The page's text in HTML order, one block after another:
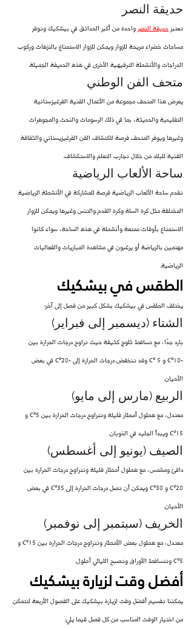
حديقة النصر
تعتبر حديقة النصرواحدة من أكبر الحدائق في بيشكيك وتوفر
مساحات خضراء مريحة للزوار ويمكن للزوار الاستمتاع بالنزهات وركوب
الدراجات والأنشطة الترفيهية الأخرى في هذه الحديقة الجميلة.
متحف الفن الوطني
يعرض هذا المتحف مجموعة من الأعمال الفنية القرغيزستانية
التقليدية والحديثة، بما في ذلك الرسومات والنحت والمجوهرات
وغيرها ويوفر المتحف فرصة لاكتشاف الفن القرغيزيستاني والثقافة
الفنية للبلاد من خلال تجارب التعلم والاستكشاف.
ساحة الألعاب الرياضية
تقدم ساحة الألعاب الرياضية فرصة للمشاركة في الأنشطة الرياضية
المختلفة مثل كرة السلة وكرة القدم والتنس وغيرها ويمكن للزوار
الاستمتاع بأوقات ممتعة وأنشطة في هذه الساحة، سواء كانوا
مهتمين بالرياضة أو يرغبون في مشاهدة المباريات والفعاليات
الرياضية.
الطقس في بيشكيك
يختلف الطقس في بيشكيك بشكل كبير من فصل إلى آخر:
الشتاء (ديسمبر إلى فبراير)
بارد جدًا، مع تساقط ثلوج كثيفة حيث تراوح درجات الحرارة بين
-10°C و 5 °C وقد تنخفض درجات الحرارة إلى -20°C في بعض
الأحيان.
الربيع (مارس إلى مايو)
معتدل، مع هطول أمطار قليلة وتتراوح درجات الحرارة بين 5°C و
15°C ويبدأ الجليد في الذوبان.
الصيف (يونيو إلى أغسطس)
دافئ ومشمس، مع هطول أمطار قليلة وتتراوح درجات الحرارة بين
20°C و 30°C ويمكن أن تصل درجات الحرارة إلى 35°C في بعض
الأحيان.
الخريف (سبتمبر إلى نوفمبر)
معتدل، مع هطول بعض الأمطار وتتراوح درجات الحرارة بين 15°C و
5°C وتتساقط الأوراق وتصبح الليالي أطول.
أفضل وقت لزيارة بيشكيك
يمكننا تقسيم أفضل وقت لزيارة بيشكيك على الفصول الأربعة لتتمكن
من اختيار الوقت المناسب من كل فصل فيما يلي: